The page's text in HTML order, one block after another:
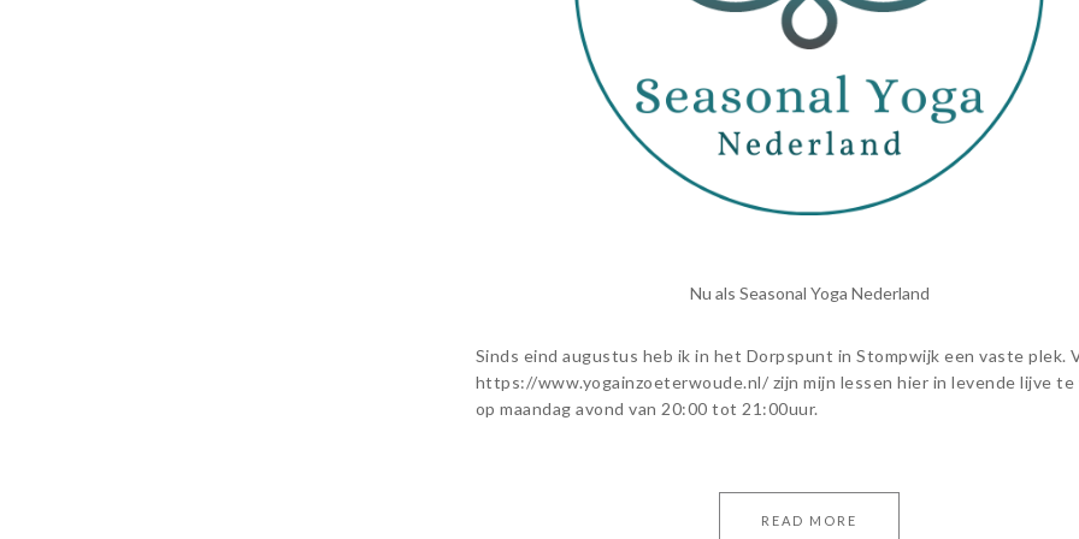
Nu als Seasonal Yoga Nederland
Sinds eind augustus heb ik in het Dorpspunt in Stompwijk een vaste plek.
https://www.yogainzoeterwoude.nl/ zijn mijn lessen hier in levende lijve te
op maandag avond van 20:00 tot 21:00uur.
READ MORE